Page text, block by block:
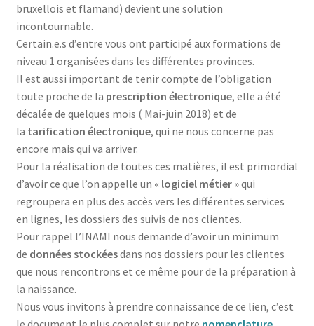
bruxellois et flamand) devient une solution
incontournable.
Certain.e.s d’entre vous ont participé aux formations de
niveau 1 organisées dans les différentes provinces.
Il est aussi important de tenir compte de l’obligation
toute proche de la prescription électronique, elle a été
décalée de quelques mois ( Mai-juin 2018) et de
la tarification électronique, qui ne nous concerne pas
encore mais qui va arriver.
Pour la réalisation de toutes ces matières, il est primordial
d’avoir ce que l’on appelle un « logiciel métier » qui
regroupera en plus des accès vers les différentes services
en lignes, les dossiers des suivis de nos clientes.
Pour rappel l’INAMI nous demande d’avoir un minimum
de données stockéesdans nos dossiers pour les clientes
que nous rencontrons et ce même pour de la préparation à
la naissance.
Nous vous invitons à prendre connaissance de ce lien, c’est